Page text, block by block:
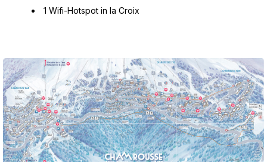
1 Wifi-Hotspot in la Croix